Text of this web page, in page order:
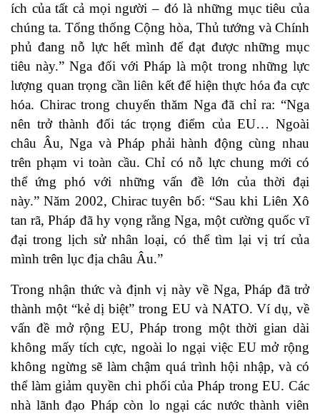
ích của tất cả mọi người – đó là những mục tiêu của
chúng ta. Tổng thống Cộng hòa, Thủ tướng và Chính
phủ đang nỗ lực hết mình để đạt được những mục
tiêu này.” Nga đối với Pháp là một trong những lực
lượng quan trọng cần liên kết để hiện thực hóa đa cực
hóa. Chirac trong chuyến thăm Nga đã chỉ ra: “Nga
nên trở thành đối tác trọng điểm của EU… Ngoài
châu Âu, Nga và Pháp phải hành động cùng nhau
trên phạm vi toàn cầu. Chỉ có nỗ lực chung mới có
thể ứng phó với những vấn đề lớn của thời đại
này.” Năm 2002, Chirac tuyên bố: “Sau khi Liên Xô
tan rã, Pháp đã hy vọng rằng Nga, một cường quốc vĩ
đại trong lịch sử nhân loại, có thể tìm lại vị trí của
mình trên lục địa châu Âu.”
Trong nhận thức và định vị này về Nga, Pháp đã trở
thành một “kẻ dị biệt” trong EU và NATO. Ví dụ, về
vấn đề mở rộng EU, Pháp trong một thời gian dài
không mấy tích cực, ngoài lo ngại việc EU mở rộng
không ngừng sẽ làm chậm quá trình hội nhập, và có
thể làm giảm quyền chi phối của Pháp trong EU. Các
nhà lãnh đạo Pháp còn lo ngại các nước thành viên